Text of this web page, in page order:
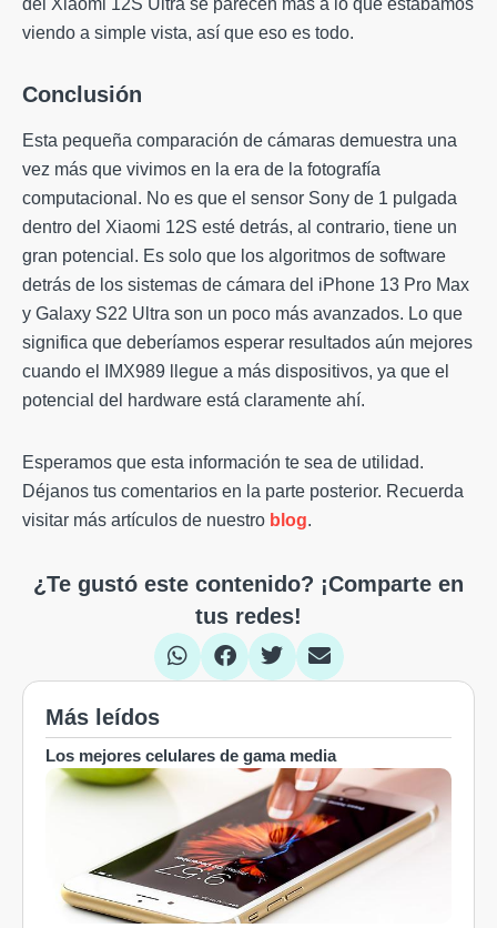
viendo a simple vista, así que eso es todo.
Conclusión
Esta pequeña comparación de cámaras demuestra una
vez más que vivimos en la era de la fotografía
computacional. No es que el sensor Sony de 1 pulgada
dentro del Xiaomi 12S esté detrás, al contrario, tiene un
gran potencial. Es solo que los algoritmos de software
detrás de los sistemas de cámara del iPhone 13 Pro Max
y Galaxy S22 Ultra son un poco más avanzados. Lo que
significa que deberíamos esperar resultados aún mejores
cuando el IMX989 llegue a más dispositivos, ya que el
potencial del hardware está claramente ahí.
Esperamos que esta información te sea de utilidad.
Déjanos tus comentarios en la parte posterior. Recuerda
visitar más artículos de nuestro blog.
¿Te gustó este contenido? ¡Comparte en
tus redes!
Más leídos
Los mejores celulares de gama media